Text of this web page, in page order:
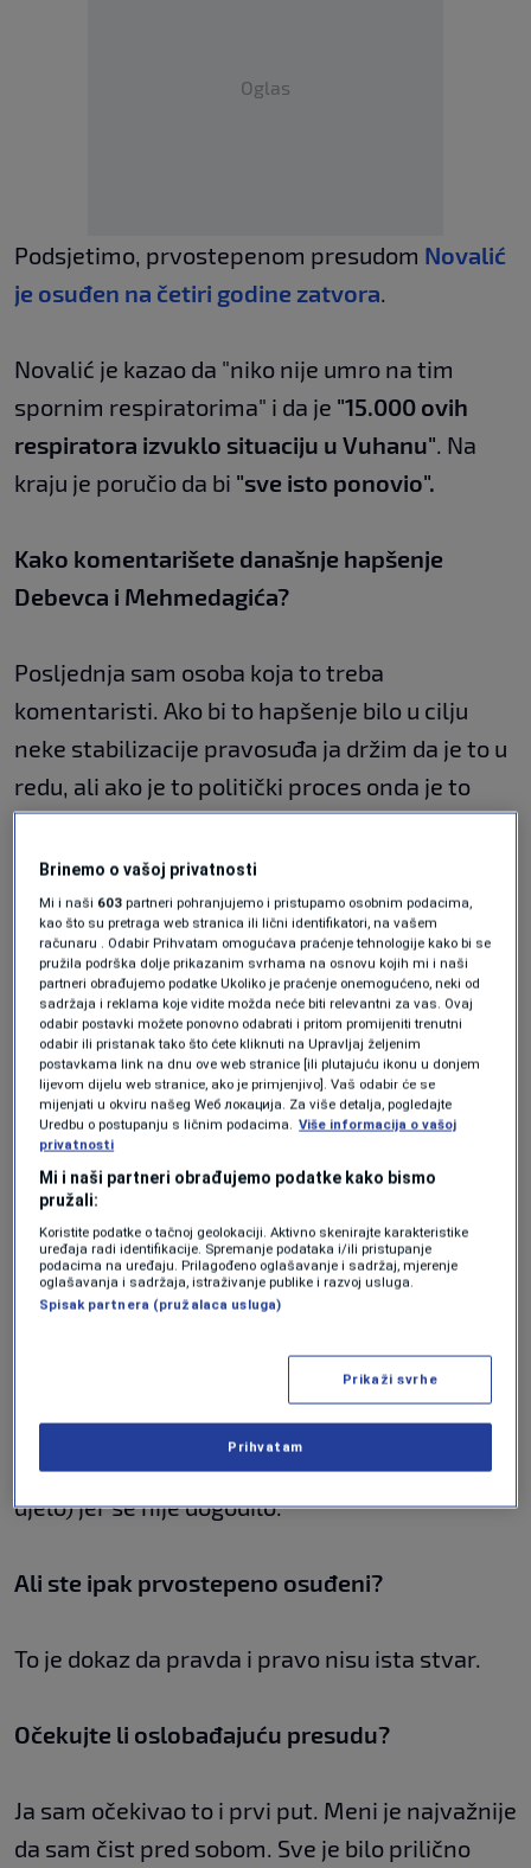
Oglas
Podsjetimo, prvostepenom presudom Novalić
je osuđen na četiri godine zatvora.
Novalić je kazao da "niko nije umro na tim
spornim respiratorima" i da je "15.000 ovih
respiratora izvuklo situaciju u Vuhanu". Na
kraju je poručio da bi "sve isto ponovio".
Kako komentarišete današnje hapšenje
Debevca i Mehmedagića?
Posljednja sam osoba koja to treba
komentaristi. Ako bi to hapšenje bilo u cilju
neke stabilizacije pravosuđa ja držim da je to u
redu, ali ako je to politički proces onda je to
korak unuzad za pravosuđe. Svakako se rok
hapšenja poklopa sa insinuacijama...
Izetbegović je za prvo hapšenje Mehmedagića
rekao da je to politički montiran proces. Isti je
imao komentar i za vaš slučaj sa nabavkom
respiratora?
Bakir (Izetbegović) je bio u pravu kad sam ja u
pitanju. Saznao sam aktere i spoznao sam sve
relacije (u predmetu Respiratori) i to je zaista
politički proces.
Izgledate veoma opušteno pred pravomoćnu
Jer imam čistu savijest. Ja sam na prvom
ročištu kazao da ne mogu dokazati (kazneno
djelo) jer se nije dogodilo.
Ali ste ipak prvostepeno osuđeni?
To je dokaz da pravda i pravo nisu ista stvar.
Očekujte li oslobađajuću presudu?
Ja sam očekivao to i prvi put. Meni je najvažnije
da sam čist pred sobom. Sve je bilo prilično
Brinemo o vašoj privatnosti
Mi i naši 603 partneri pohranjujemo i pristupamo osobnim podacima,
kao što su pretraga web stranica ili lični identifikatori, na vašem
računaru . Odabir Prihvatam omogućava praćenje tehnologije kako bi se
pružila podrška dolje prikazanim svrhama na osnovu kojih mi i naši
partneri obrađujemo podatke Ukoliko je praćenje onemogućeno, neki od
sadržaja i reklama koje vidite možda neće biti relevantni za vas. Ovaj
odabir postavki možete ponovno odabrati i pritom promijeniti trenutni
odabir ili pristanak tako što ćete kliknuti na Upravljaj željenim
postavkama link na dnu ove web stranice [ili plutajuću ikonu u donjem
lijevom dijelu web stranice, ako je primjenjivo]. Vaš odabir će se
mijenjati u okviru našeg Wеб локација. Za više detalja, pogledajte
Uredbu o postupanju s ličnim podacima. Više informacija o vašoj
privatnosti
Mi i naši partneri obrađujemo podatke kako bismo
pružali:
Koristite podatke o tačnoj geolokaciji. Aktivno skenirajte karakteristike
uređaja radi identifikacije. Spremanje podataka i/ili pristupanje
podacima na uređaju. Prilagođeno oglašavanje i sadržaj, mjerenje
oglašavanja i sadržaja, istraživanje publike i razvoj usluga.
Spisak partnera (pružalaca usluga)
Prikaži svrhe
Prihvatam